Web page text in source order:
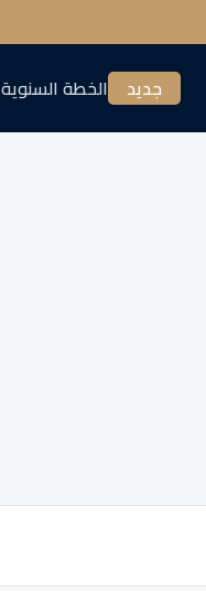
جديد
الخطة السنوية